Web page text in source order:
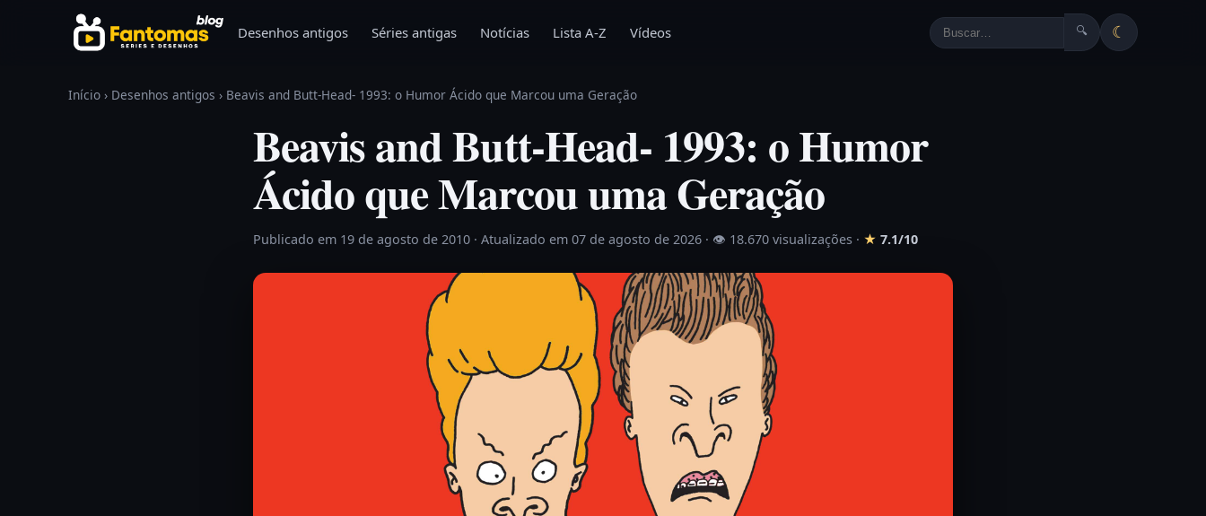
Pular para o conteúdo
Desenhos antigos Séries antigas Notícias Lista A-Z Vídeos 🔍 ☾
Início › Desenhos antigos › Beavis and Butt-Head- 1993: o Humor Ácido que Marcou uma Geração
Beavis and Butt-Head- 1993: o Humor
Ácido que Marcou uma Geração
Publicado em 19 de agosto de 2010 · Atualizado em 07 de agosto de 2026 · 👁 18.670 visualizações · ★ 7.1/10